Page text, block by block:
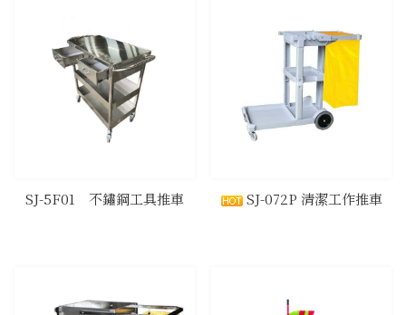
SJ-5F01 不鏽鋼工具推車 ​SJ-072P 清潔工作推車